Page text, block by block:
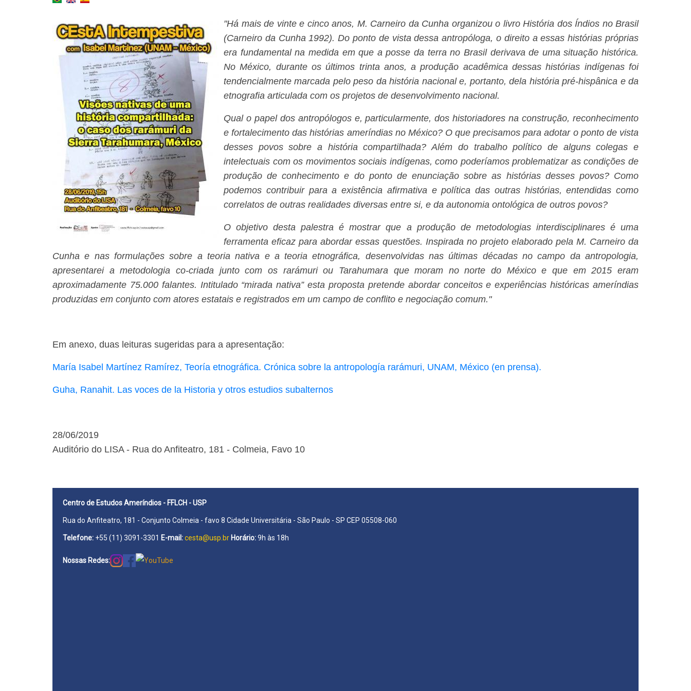
"Há mais de vinte e cinco anos, M. Carneiro da Cunha organizou o livro História dos Índios no Brasil
(Carneiro da Cunha 1992). Do ponto de vista dessa antropóloga, o direito a essas histórias próprias
era fundamental na medida em que a posse da terra no Brasil derivava de uma situação histórica.
No México, durante os últimos trinta anos, a produção acadêmica dessas histórias indígenas foi
tendencialmente marcada pelo peso da história nacional e, portanto, dela história pré-hispânica e da
etnografia articulada com os projetos de desenvolvimento nacional.
Qual o papel dos antropólogos e, particularmente, dos historiadores na construção, reconhecimento
e fortalecimento das histórias ameríndias no México? O que precisamos para adotar o ponto de vista
desses povos sobre a história compartilhada? Além do trabalho político de alguns colegas e
intelectuais com os movimentos sociais indígenas, como poderíamos problematizar as condições de
produção de conhecimento e do ponto de enunciação sobre as histórias desses povos? Como
podemos contribuir para a existência afirmativa e política das outras histórias, entendidas como
correlatos de outras realidades diversas entre si, e da autonomia ontológica de outros povos?
O objetivo desta palestra é mostrar que a produção de metodologias interdisciplinares é uma
ferramenta eficaz para abordar essas questões. Inspirada no projeto elaborado pela M. Carneiro da
Cunha e nas formulações sobre a teoria nativa e a teoria etnográfica, desenvolvidas nas últimas décadas no campo da antropologia,
apresentarei a metodologia co-criada junto com os rarámuri ou Tarahumara que moram no norte do México e que em 2015 eram
aproximadamente 75.000 falantes. Intitulado “mirada nativa” esta proposta pretende abordar conceitos e experiências históricas ameríndias
produzidas em conjunto com atores estatais e registrados em um campo de conflito e negociação comum."
Em anexo, duas leituras sugeridas para a apresentação:
María Isabel Martínez Ramírez, Teoría etnográfica. Crónica sobre la antropología rarámuri, UNAM, México (en prensa).
Guha, Ranahit. Las voces de la Historia y otros estudios subalternos
28/06/2019
Auditório do LISA - Rua do Anfiteatro, 181 - Colmeia, Favo 10
Centro de Estudos Ameríndios - FFLCH - USP
Rua do Anfiteatro, 181 - Conjunto Colmeia - favo 8 Cidade Universitária - São Paulo - SP CEP 05508-060
Telefone: +55 (11) 3091-3301 E-mail:cesta@usp.br Horário:9h às 18h
Nossas Redes: